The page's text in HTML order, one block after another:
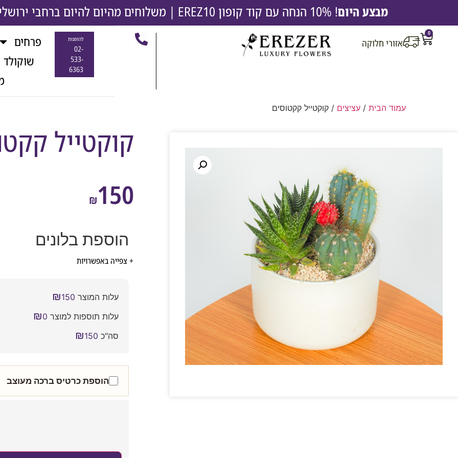
מבצע היום! 10% הנחה עם קוד קופון EREZ10 | משלוחים מהיום להיום ברחבי ירושלים
אזורי חלוקה
0
פרחים
להזמנות
02-
533-
6363
עמוד הבית / עציצים / קוקטייל קקטוסים
קוקטייל
₪150
הוספת בלונים
+ צפייה באפשרויות
עלות המוצר ₪150
עלות תוספות למוצר
₪0
סה"כ
₪150
הוספת כרטיס ברכה מעוצב